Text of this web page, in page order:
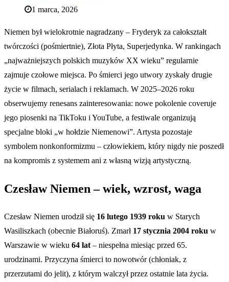
1 marca, 2026
Niemen był wielokrotnie nagradzany – Fryderyk za całokształt
twórczości (pośmiertnie), Złota Płyta, Superjedynka. W rankingach
„najważniejszych polskich muzyków XX wieku” regularnie
zajmuje czołowe miejsca. Po śmierci jego utwory zyskały drugie
życie w filmach, serialach i reklamach. W 2025–2026 roku
obserwujemy renesans zainteresowania: nowe pokolenie coveruje
jego piosenki na TikToku i YouTube, a festiwale organizują
specjalne bloki „w hołdzie Niemenowi”. Artysta pozostaje
symbolem nonkonformizmu – człowiekiem, który nigdy nie poszedł
na kompromis z systemem ani z własną wizją artystyczną.
Czesław Niemen – wiek, wzrost, waga
Czesław Niemen urodził się 16 lutego 1939 roku w Starych
Wasiliszkach (obecnie Białoruś). Zmarł 17 stycznia 2004 roku w
Warszawie w wieku 64 lat– niespełna miesiąc przed 65.
urodzinami. Przyczyna śmierci to nowotwór (chłoniak, z
przerzutami do jelit), z którym walczył przez ostatnie lata życia.